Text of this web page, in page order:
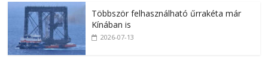
Többször felhasználható űrrakéta már
Kínában is
2026-07-13